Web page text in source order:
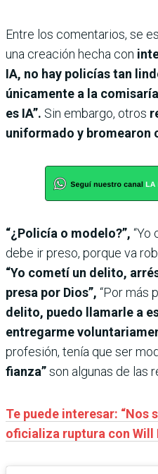
Entre los comentarios, se
una creación hecha con
IA, no hay policías tan
únicamente a la
es IA”. Sin embargo, otros
uniformado y bromearon
“¿Policía o modelo?”, “Yo
debe ir preso, porque va
“Yo cometí un delito,
presa por Dios”, “Por más
delito, puedo llamarle a
entregarme
profesión, tenía que ser
fianza”son algunas de las
Te puede interesar: “Nos
oficializa ruptura con Will